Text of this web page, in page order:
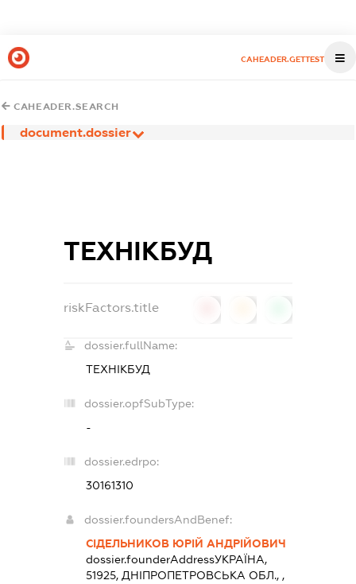
CAHEADER.GETTEST
CAHEADER.SEARCH
document.dossier
ТЕХНІКБУД
riskFactors.title
dossier.fullName:
ТЕХНІКБУД
dossier.opfSubType:
-
dossier.edrpo:
30161310
dossier.foundersAndBenef:
СІДЕЛЬНИКОВ ЮРІЙ АНДРІЙОВИЧ
dossier.founderAddressУКРАЇНА,
51925, ДНIПРОПЕТРОВСЬКА ОБЛ., ,